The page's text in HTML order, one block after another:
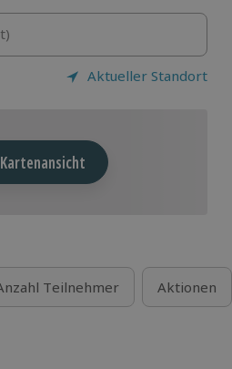
Aktueller Standort
Kartenansicht
Teilnehmer Aktionen